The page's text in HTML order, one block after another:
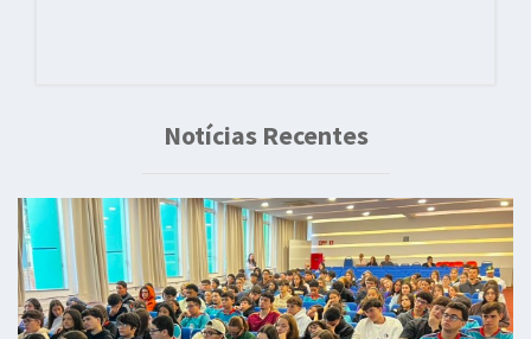
Notícias Recentes